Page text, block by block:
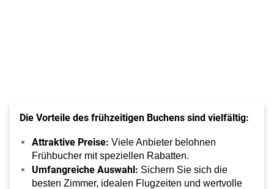
Die Vorteile des frühzeitigen Buchens sind vielfältig:
Attraktive Preise: Viele Anbieter belohnen
Frühbucher mit speziellen Rabatten.
Umfangreiche Auswahl: Sichern Sie sich die
besten Zimmer, idealen Flugzeiten und wertvolle